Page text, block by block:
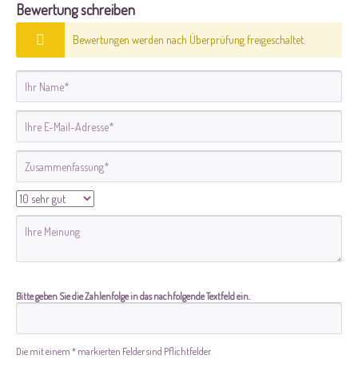
Bewertung schreiben
Bewertungen werden nach Überprüfung freigeschaltet.
Bitte geben Sie die Zahlenfolge in das nachfolgende Textfeld ein.
Die mit einem * markierten Felder sind Pflichtfelder.